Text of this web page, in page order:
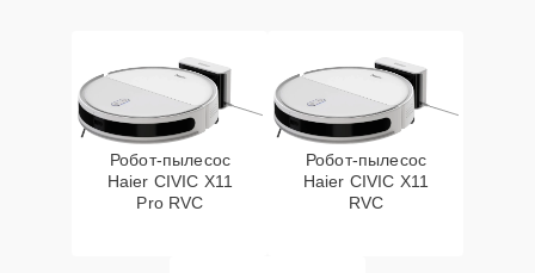
Робот-пылесос
Haier CIVIC X11
Pro RVC
Робот-пылесос
Haier CIVIC X11
RVC